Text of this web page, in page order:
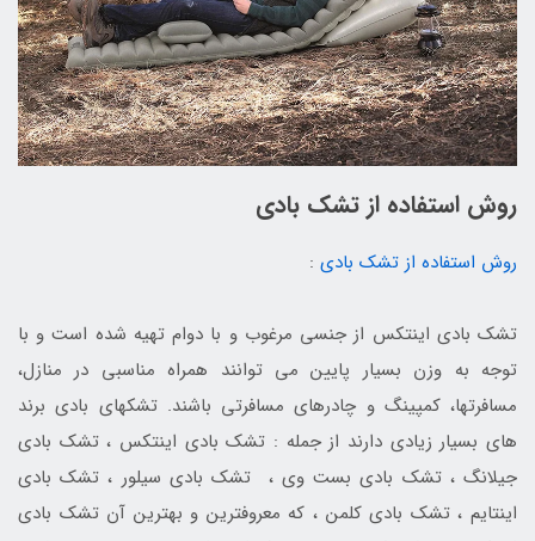
روش استفاده از تشک بادی
روش استفاده از تشک بادی :
تشک بادی اینتکس از جنسی مرغوب و با دوام تهیه شده است و با
توجه به وزن بسیار پایین می توانند همراه مناسبی در منازل،
مسافرتها، کمپینگ و چادرهای مسافرتی باشند. تشکهای بادی برند
های بسیار زیادی دارند از جمله : تشک بادی اینتکس ، تشک بادی
جیلانگ ، تشک بادی بست وی ، تشک بادی سیلور ، تشک بادی
اینتایم ، تشک بادی کلمن ، که معروفترین و بهترین آن تشک بادی